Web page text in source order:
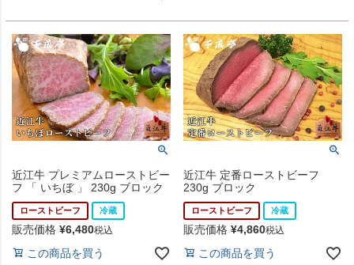
近江牛 プレミアムローストビー
フ 「 いちぼ 」 230g ブロック
ローストビーフ 冷蔵
販売価格 ¥6,480税込
この商品を買う
近江牛 定番ローストビーフ
230g ブロック
ローストビーフ 冷蔵
販売価格 ¥4,860税込
この商品を買う